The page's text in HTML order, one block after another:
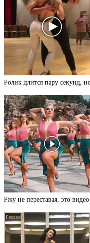
Ролик длится пару секунд,
Ржу не переставая, это